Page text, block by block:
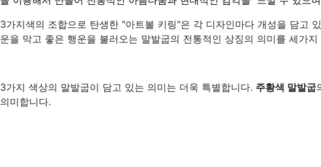
3가지색의 조합으로 탄생한 "아트볼 키링"은 각 디자인마다 개성을 담고
운을 막고 좋은 행운을 불러오는 말발굽의 전통적인 상징의 의미를 세가
3가지 색상의 말발굽이 담고 있는 의미는 더욱 특별합니다. 주황색 말발굽
의미합니다.